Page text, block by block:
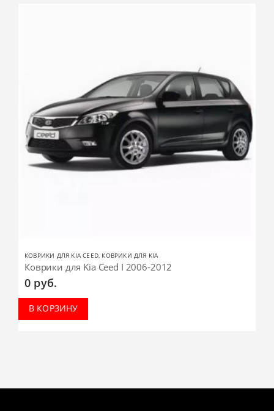
КОВРИКИ ДЛЯ KIA CEED, КОВРИКИ ДЛЯ KIA
Коврики для Kia Ceed I 2006-2012
0 руб.
В КОРЗИНУ